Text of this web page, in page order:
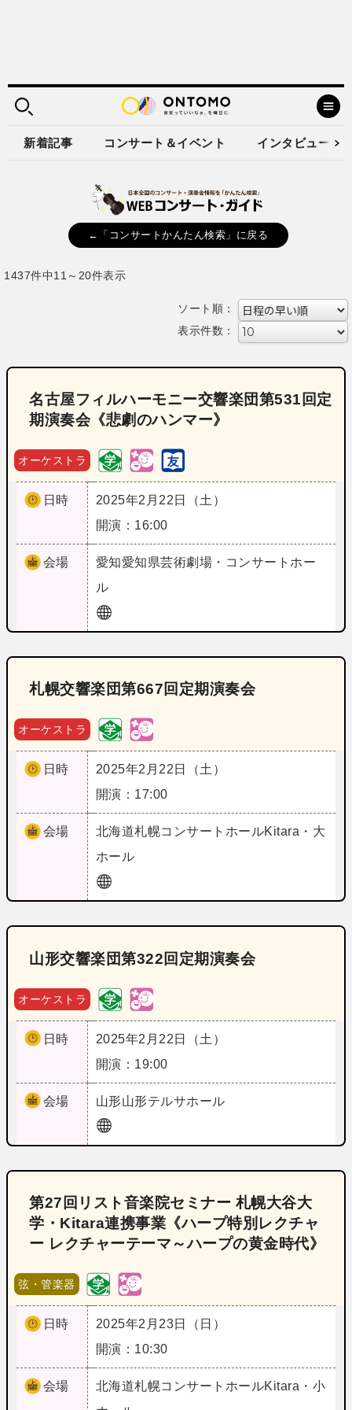
新着記事 コンサート＆イベント インタビュー
←「コンサートかんたん検索」に戻る
1437件中11～20件表示
ソート順：
表示件数：
名古屋フィルハーモニー交響楽団第531回定
期演奏会《悲劇のハンマー》
オーケストラ
日時
2025年2月22日（土）
開演：16:00
会場 愛知愛知県芸術劇場・コンサートホー
ル
札幌交響楽団第667回定期演奏会
オーケストラ
日時
2025年2月22日（土）
開演：17:00
会場 北海道札幌コンサートホールKitara・大
ホール
山形交響楽団第322回定期演奏会
オーケストラ
日時
2025年2月22日（土）
開演：19:00
会場 山形山形テルサホール
第27回リスト音楽院セミナー 札幌大谷大
学・Kitara連携事業《ハープ特別レクチャ
ー レクチャーテーマ～ハープの黄金時代》
弦・管楽器
日時
2025年2月23日（日）
開演：10:30
会場 北海道札幌コンサートホールKitara・小